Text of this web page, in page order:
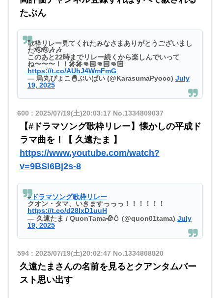
たぶん
歌枠リレー見てくれたみなさまありがとうございまし
た🫡🫡🎶🎶
このあと22時までリレー続くから楽しんでいって
ね〜〜〜！！🎤🎤👊🏻👊🏻👊🏻
https://t.co/AUhJ4WmFmG
— 烏丸ぴょこ🐣ぶいぱい (@KarasumaPyoco) July
19, 2025
600 : 2025/07/19(土)20:03:17 No.1334809037
【#ドラマソング歌枠リレー】懐かしの平成ド
ラマ曲を！【 久遠たま 】
https://www.youtube.com/watch?
v=9BSl6Bj2s-8
#ドラマソング歌枠リレー
クオン・タマ、いきますっっっ！！！！！！
https://t.co/d28lxD1uuH
— 久遠たま / QuonTama🥀🥚 (@quon01tama) July
19, 2025
594: 2025/07/19(土)20:02:47 No.1334808820
久遠たまさんの名前を見るとクアンタムバー
スト思い出す